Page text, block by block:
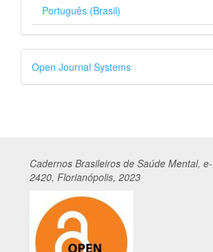
Português (Brasil)
Desenvolvido
por
Open Journal Systems
Cadernos Brasileiros de Saúde Mental,
2420, Florianópolis, 2023